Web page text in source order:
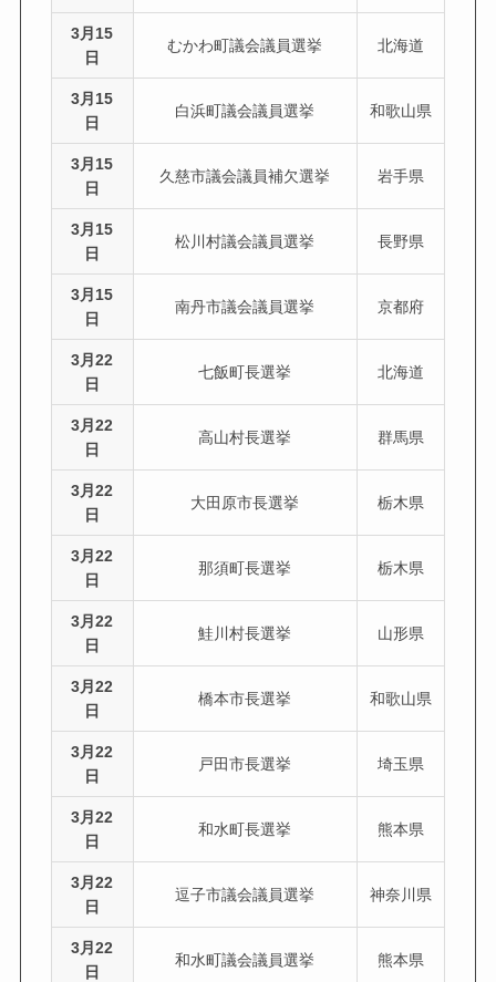
3月15
日
むかわ町議会議員選挙 北海道
3月15
日
白浜町議会議員選挙 和歌山県
3月15
日
久慈市議会議員補欠選挙 岩手県
3月15
日
松川村議会議員選挙 長野県
3月15
日
南丹市議会議員選挙 京都府
3月22
日
七飯町長選挙 北海道
3月22
日
高山村長選挙 群馬県
3月22
日
大田原市長選挙 栃木県
3月22
日
那須町長選挙 栃木県
3月22
日
鮭川村長選挙 山形県
3月22
日
橋本市長選挙 和歌山県
3月22
日
戸田市長選挙 埼玉県
3月22
日
和水町長選挙 熊本県
3月22
日
逗子市議会議員選挙 神奈川県
3月22
日
和水町議会議員選挙 熊本県